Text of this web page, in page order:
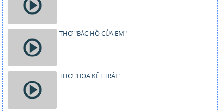
THƠ "BÁC HỒ CỦA EM"
THƠ "HOA KẾT TRÁI"